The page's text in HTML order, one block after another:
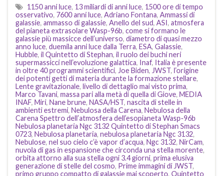
1150 anni luce, 13 miliardi di anni luce, 1500 ore di tempo
osservativo, 7600 anni luce, Adriano Fontana, Ammassi di
galassie, ammasso di galassie, Anello del sud, ASI, atmosfera
del pianeta extrasolare Wasp-96b, come si formano le
galassie più massicce dell’universo, diametro di quasi mezzo
anno luce, duemila anni luce dalla Terra, ESA, Galassie,
Hubble, il Quintetto di Stephan, il ruolo dei buchi neri
supermassicci nell’evoluzione galattica, Inaf, Italia è presente
in oltre 40 programmi scientifici, Joe Biden, JWST, l’origine
dei potenti getti di materia durante la formazione stellare,
Lente gravitazionale, livello di dettaglio mai visto prima,
Marco Tavani, massa pari alla metà di quella di Giove, MEDIA
INAF, Miri, Nane brune, NASA/HST, nascita di stelle in
ambienti estremi, Nebulosa della Carena, Nebulosa della
Carena Spettro dell’atmosfera dell’esopianeta Wasp-96b
Nebulosa planetaria Ngc 3132 Quintetto di Stephan Smacs
0723, Nebulosa planetaria, nebulosa planetaria Ngc 3132,
Nebulose, nel suo cielo c’è vapor d’acqua, Ngc 3132, NirCam,
nuvola di gas in espansione che circonda una stella morente,
orbita attorno alla sua stella ogni 3.4 giorni, prima elusiva
generazione di stelle del cosmo, Prime immagini di JWST,
primo gruppo compatto di galassie mai scoperto, Quintetto